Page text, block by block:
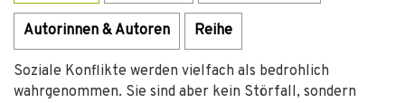
Autorinnen & Autoren Reihe
Soziale Konflikte werden vielfach als bedrohlich
wahrgenommen. Sie sind aber kein Störfall, sondern